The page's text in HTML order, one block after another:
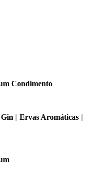
Condimento
| Ervas Aromáticas |